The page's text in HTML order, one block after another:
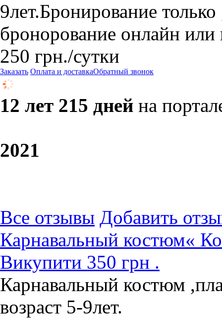
9лет.Бронирование
бронорование онлайн
250 грн./сутки
Заказать Оплата и доставкаОбратный звонок
12 лет 215 дней на
2021
Все отзывы Добавить
Карнавальный костюм«
Викупити 350 грн .
Карнавальный костюм
возраст 5-9лет.